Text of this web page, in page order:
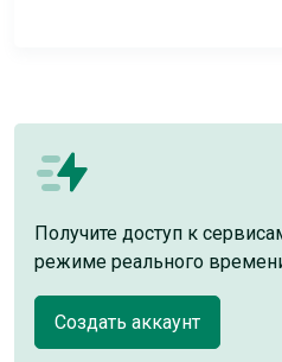
Получите доступ к
режиме реального
Создать аккаунт